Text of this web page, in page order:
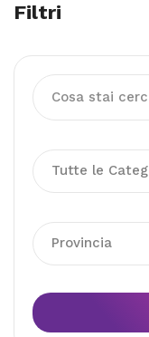
Filtri
Tutte le
Provincia